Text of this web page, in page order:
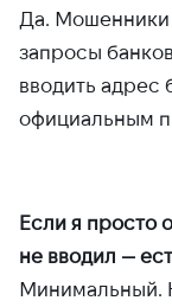
Да. Мошенники
запросы
вводить адрес
официальным
Если я просто
не вводил —
Минимальный.